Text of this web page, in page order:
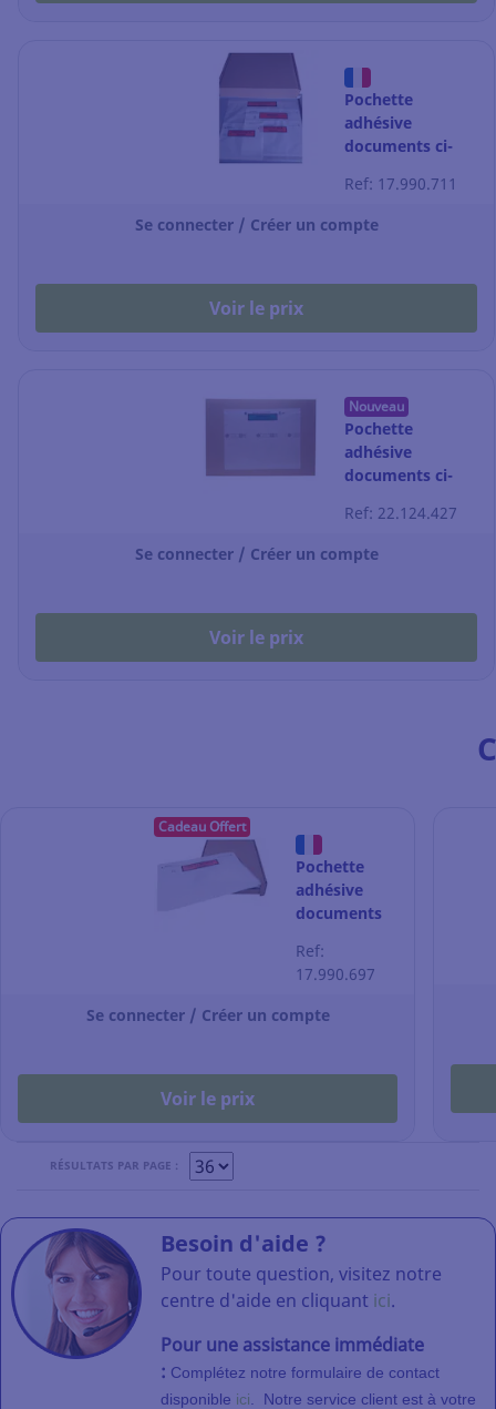
Pochette
adhésive
documents ci-
mixte formats -
par 400
Ref: 17.990.711
Se connecter / Créer un compte
Voir le prix
Nouveau
Pochette
adhésive
documents ci-
papier - C4 -
320x250 mm -
par 500
Ref: 22.124.427
Se connecter / Créer un compte
Voir le prix
Cadeau Offert
Pochette
adhésive
documents
classique -
C5 - 240 x
175 mm - par
250
Ref:
17.990.697
Se connecter / Créer un compte
Voir le prix
RÉSULTATS PAR PAGE :
Besoin d'aide ?
Pour toute question, visitez notre
centre d'aide en cliquant ici.
Pour une assistance immédiate
: Complétez notre formulaire de contact
disponible ici Notre service client est à votre